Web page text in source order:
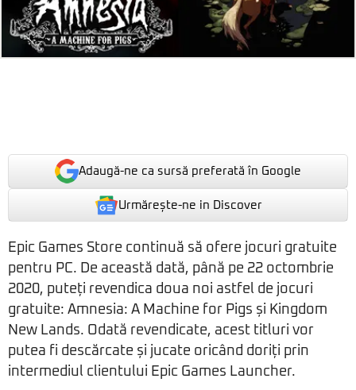
Adaugă-ne ca sursă preferată în Google
Urmărește-ne in Discover
Epic Games Store continuă să ofere jocuri gratuite
pentru PC. De această dată, până pe 22 octombrie
2020, puteți revendica doua noi astfel de jocuri
gratuite: Amnesia: A Machine for Pigs și Kingdom
New Lands. Odată revendicate, acest titluri vor
putea fi descărcate și jucate oricând doriți prin
intermediul clientului Epic Games Launcher.